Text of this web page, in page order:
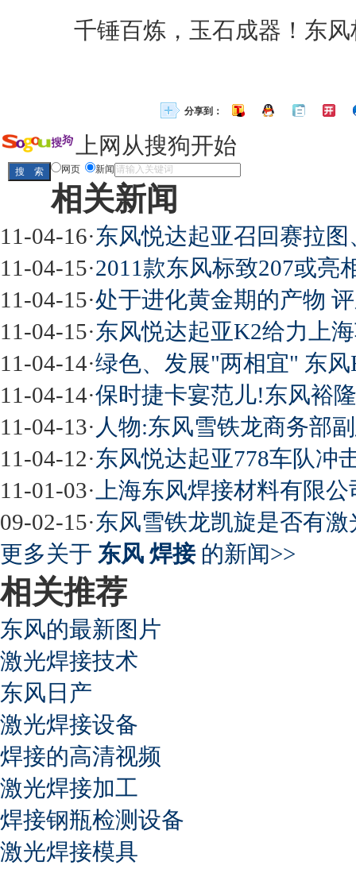
千锤百炼，玉石成器！东风
分享到：
上网从搜狗开始
网页 新闻
相关新闻
11-04-16·东风悦达起亚召回赛拉图
11-04-15·2011款东风标致207或亮
11-04-15·处于进化黄金期的产物
11-04-15·东风悦达起亚K2给力上
11-04-14·绿色、发展"两相宜" 东风
11-04-14·保时捷卡宴范儿!东风裕
11-04-13· 人物:东风雪铁龙商务部
11-04-12·东风悦达起亚778车队冲
11-01-03· 上海东风焊接材料有限
09-02-15·东风雪铁龙凯旋是否有激
更多关于 东风 焊接的新闻>>
相关推荐
东风的最新图片
激光焊接技术
东风日产
激光焊接设备
焊接的高清视频
激光焊接加工
焊接钢瓶检测设备
激光焊接模具